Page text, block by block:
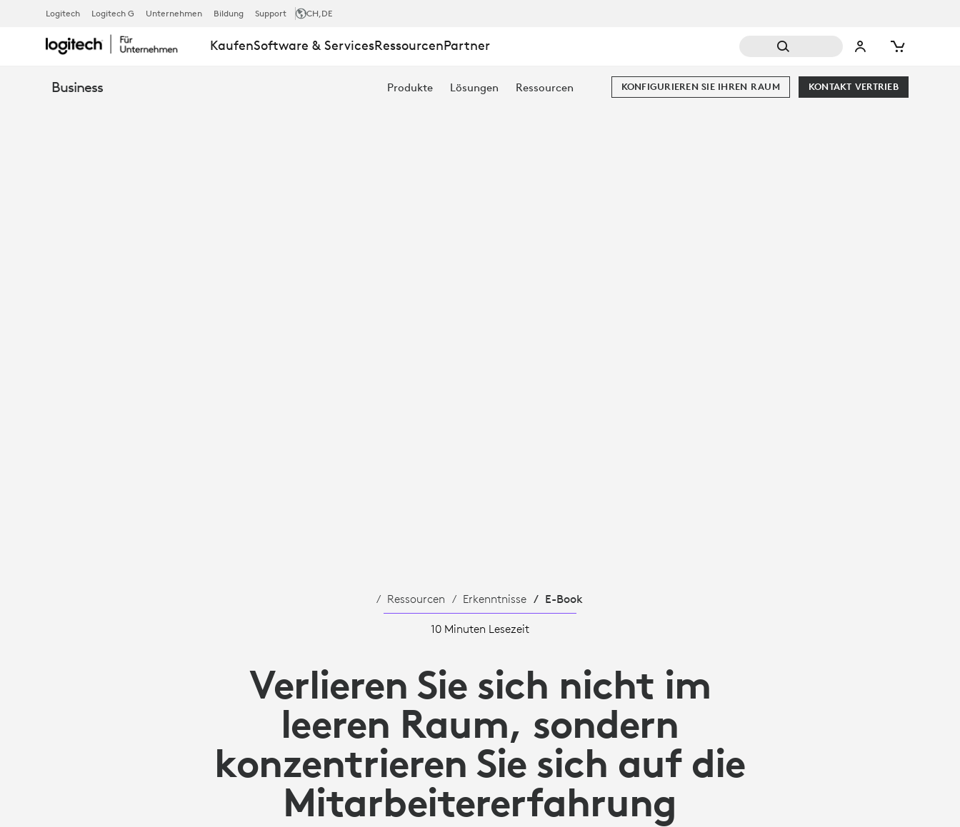
VERLIEREN
SIE
ARBEITSPLÄTZE
Logitech Logitech G Unternehmen Bildung Support CH,DE
KaufenSoftware & ServicesRessourcenPartner
Business Produkte Lösungen Ressourcen KONTAKT VERTRIEB
KONFIGURIEREN SIE IHREN RAUM
Ressourcen Erkenntnisse E-Book
10 Minuten Lesezeit
Verlieren Sie sich nicht im
leeren Raum, sondern
konzentrieren Sie sich auf die
Mitarbeitererfahrung